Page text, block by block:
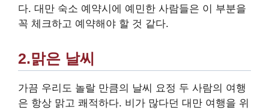
다. 대만 숙소 예약시에 예민한 사람들은 이 부분을
꼭 체크하고 예약해야 할 것 같다.
2.맑은 날씨
가끔 우리도 놀랄 만큼의 날씨 요정 두 사람의 여행
은 항상 맑고 쾌적하다. 비가 많다던 대만 여행을 위